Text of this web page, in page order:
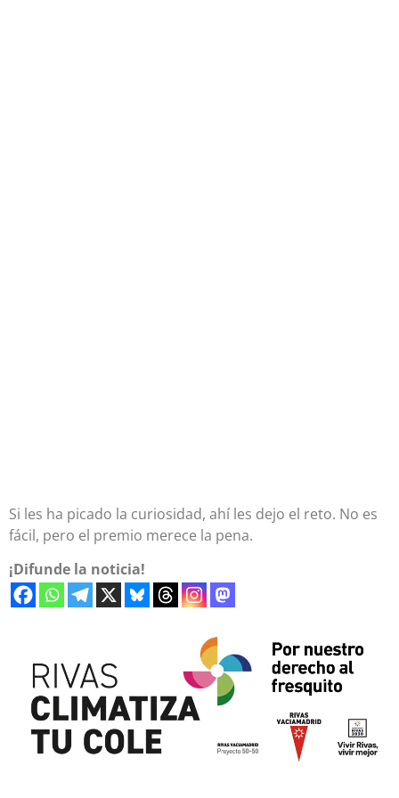
Si les ha picado la curiosidad, ahí les dejo el reto. No es
fácil, pero el premio merece la pena.
¡Difunde la noticia!